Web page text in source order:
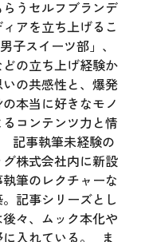
うセルフブランデ
アを立ち上げるこ
子スイーツ部」、
の立ち上げ経験か
の共感性と、爆発
本当に好きなモノ
コンテンツ力と情
記事執筆未経験の
株式会社内に新設
筆のレクチャーな
記事シリーズとし
々、ムック本化や
入れている。 ま